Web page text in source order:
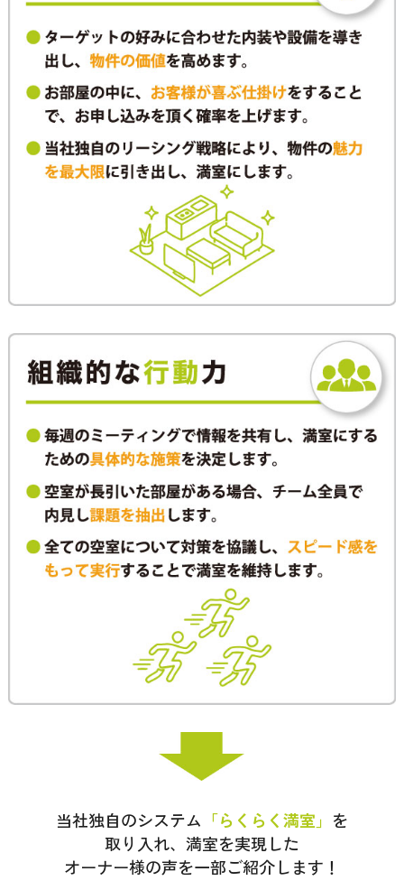
当社独自のシステム 「らくらく満室」 を
取り入れ、 満室を実現した
オーナー様の声を一部ご紹介します！